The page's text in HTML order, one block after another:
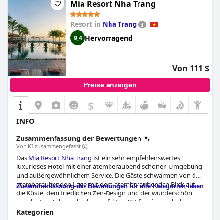
Wassersportmöglichkeiten trugen dazu bei, dass sie die Anlage
genießen konnten. Insgesamt bietet das InterContinental
Danang Sun Peninsula Resort ein erhabenes und
unvergessliches Erlebnis, das alle Erwartungen übertreffen wird.
Mia Resort Nha Trang
Resort in Nha Trang
9,4 Hervorragend
Von 111 $
Preise anzeigen
$
INFO
Zusammenfassung der Bewertungen
Von KI zusammengefasst
Das Mia Resort Nha Trang ist ein sehr empfehlenswertes,
luxuriöses Hotel mit einer atemberaubend schönen Umgebung
und außergewöhnlichem Service. Die Gäste schwärmen von der
atemberaubenden Lage mit dem atemberaubenden Blick auf
die Küste, dem friedlichen Zen-Design und der wunderschön
angelegten Anlage, die den perfekten Ort für einen erholsamen
Kurzurlaub darstellt. Einige Gäste fanden das Resort zwar etwas
Zusammenfassung der Bewertungen für alle Kategorien lesen
Kategorien